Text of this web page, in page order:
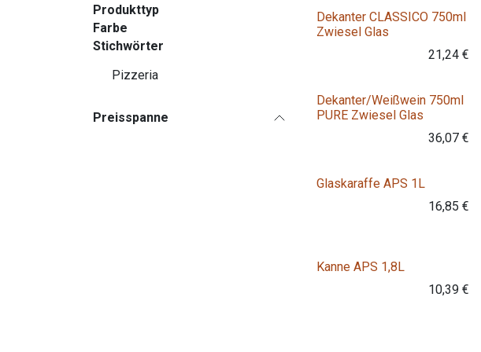
Produkttyp
Farbe
Stichwörter
Pizzeria
Preisspanne
Dekanter CLASSICO 750ml
Zwiesel Glas
21,24 €
Dekanter/Weißwein 750ml
PURE Zwiesel Glas
36,07 €
Glaskaraffe APS 1L
16,85 €
Kanne APS 1,8L
10,39 €